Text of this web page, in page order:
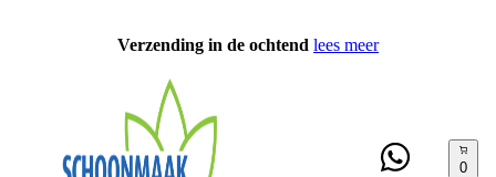
Verzending in de ochtend lees meer
0